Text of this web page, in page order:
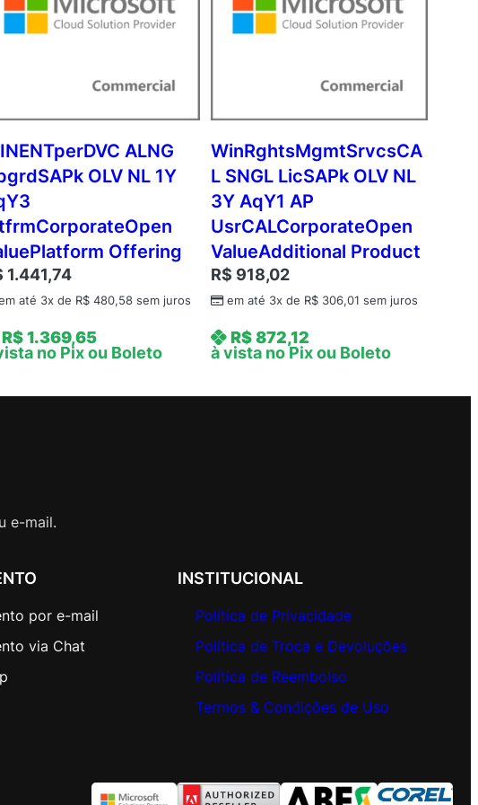
ALNG
OLV NL 1Y
Offering
1.441,74
até 3x de R$ 480,58 sem juros
R$1.369,65
no Pix ou Boleto
WinRghtsMgmtSrvcsCA
L SNGL LicSAPk OLV NL
3Y AqY1 AP
UsrCALCorporateOpen
ValueAdditional Product
R$ 918,02
em até 3x de R$306,01 sem juros
R$872,12
à vista no Pix ou Boleto
e-mail.
por e-mail
via Chat
INSTITUCIONAL
Política de Privacidade
Política de Troca e Devoluções
Política de Reembolso
Termos & Condições de Uso